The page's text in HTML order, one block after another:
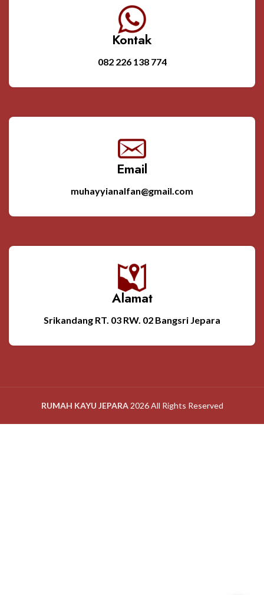
Kontak
082 226 138 774
Email
muhayyianalfan@gmail.com
Alamat
Srikandang RT. 03 RW. 02 Bangsri Jepara
RUMAH KAYU JEPARA 2026 All Rights Reserved